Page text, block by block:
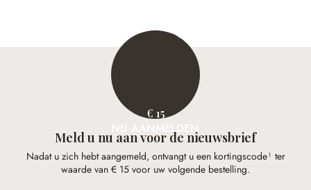
€ 15
NU AANMELDEN
Meld u nu aan voor de nieuwsbrief
Nadat u zich hebt aangemeld, ontvangt u een kortingscode¹ ter
waarde van € 15 voor uw volgende bestelling.